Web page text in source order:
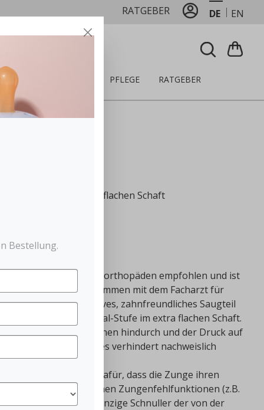
RATGEBER DE EN
PFLEGE RATGEBER
Dentalstufe im extra flachen Schaft
von führenden Kieferorthopäden empfohlen und ist
Schnuller. Zusammen mit dem Facharzt für
wurde ein innovatives, zahnfreundliches Saugteil
die einzigartige Dental-Stufe im extra flachen Schaft.
zwischen den Zähnen hindurch und der Druck auf
zu 90% reduziert. Dies verhindert nachweislich
der Saugerspitze dafür, dass die Zunge ihren
behält. Somit können Zungenfehlfunktionen (z.B.
Dentistar ist der einzige Schnuller der von der
Bestellung.